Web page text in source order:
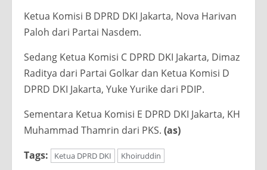
Ketua Komisi B DPRD DKI Jakarta, Nova Harivan
Paloh dari Partai Nasdem.
Sedang Ketua Komisi C DPRD DKI Jakarta, Dimaz
Raditya dari Partai Golkar dan Ketua Komisi D
DPRD DKI Jakarta, Yuke Yurike dari PDIP.
Sementara Ketua Komisi E DPRD DKI Jakarta, KH
Muhammad Thamrin dari PKS. (as)
Tags:
Ketua DPRD DKI Khoiruddin